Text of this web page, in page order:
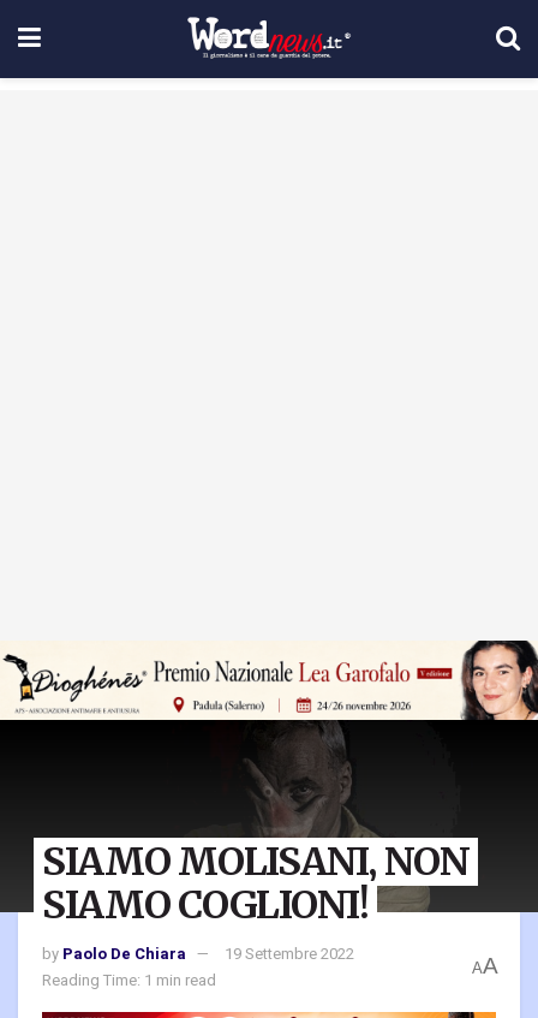
SIAMO MOLISANI, NON
SIAMO COGLIONI!
by Paolo De Chiara
19 Settembre 2022
Reading Time: 1 min read
AA